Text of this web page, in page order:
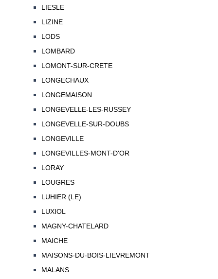
LIESLE
LIZINE
LODS
LOMBARD
LOMONT-SUR-CRETE
LONGECHAUX
LONGEMAISON
LONGEVELLE-LES-RUSSEY
LONGEVELLE-SUR-DOUBS
LONGEVILLE
LONGEVILLES-MONT-D'OR
LORAY
LOUGRES
LUHIER (LE)
LUXIOL
MAGNY-CHATELARD
MAICHE
MAISONS-DU-BOIS-LIEVREMONT
MALANS